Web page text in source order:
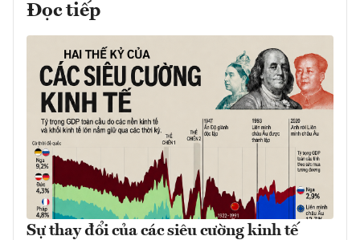
Đọc tiếp
Sự thay đổi của các siêu cường kinh tế